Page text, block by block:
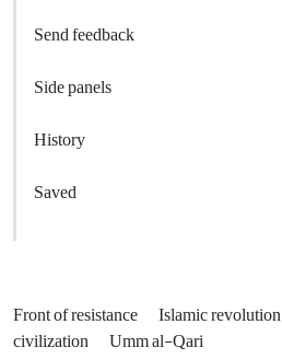
Send feedback
Side panels
History
Saved
Front of resistance Islamic revolution
civilization
Umm al-Qari